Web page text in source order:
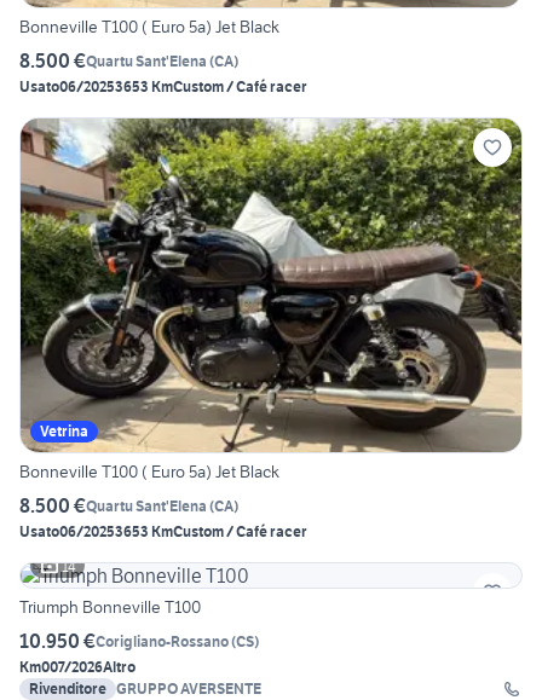
Bonneville T100 ( Euro 5a) Jet Black
8.500 €Quartu Sant'Elena (CA)
Usato06/20253653 KmCustom / Café racer
Vetrina
Bonneville T100 ( Euro 5a) Jet Black
8.500 €Quartu Sant'Elena (CA)
Usato06/20253653 KmCustom / Café racer
14
Triumph Bonneville T100
10.950 €Corigliano-Rossano(CS)
Km007/2026Altro
Rivenditore GRUPPO AVERSENTE